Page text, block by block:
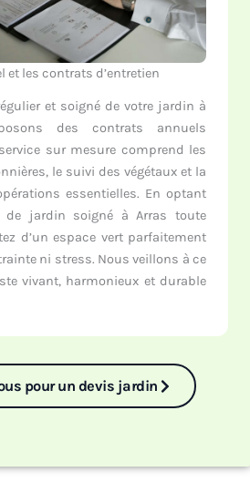
et les contrats d’entretien
et soigné de votre jardin à
des contrats annuels
sur mesure comprend les
le suivi des végétaux et la
essentielles. En optant
de jardin soigné à Arras toute
d’un espace vert parfaitement
ni stress. Nous veillons à ce
vivant, harmonieux et durable
pour un devis jardin